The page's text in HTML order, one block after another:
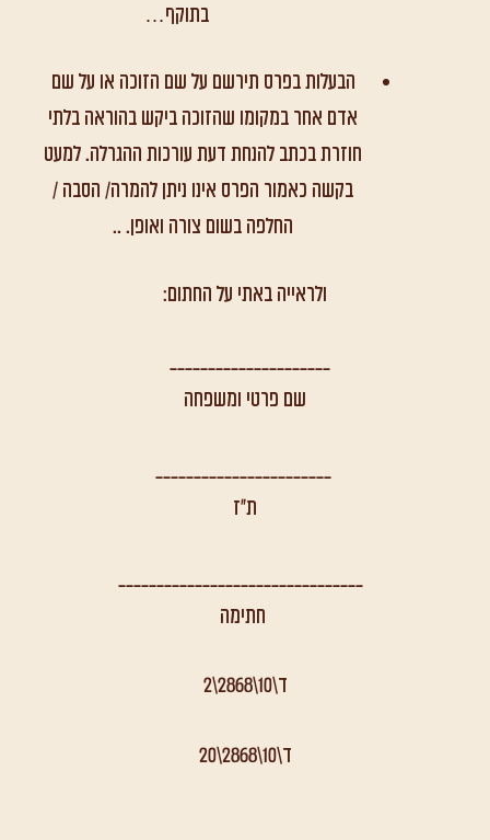
בתוקף…
הבעלות בפרס תירשם על שם הזוכה או על שם
אדם אחר במקומו שהזוכה ביקש בהוראה בלתי
חוזרת בכתב להנחת דעת עורכות ההגרלה. למעט
בקשה כאמור הפרס אינו ניתן להמרה/ הסבה /
החלפה בשום צורה ואופן. ..
ולראייה באתי על החתום:
_____________________
שם פרטי ומשפחה
_______________________
ת"ז
_______________________
_________
חתימה
ד\10\2868\2
ד\10\2868\20